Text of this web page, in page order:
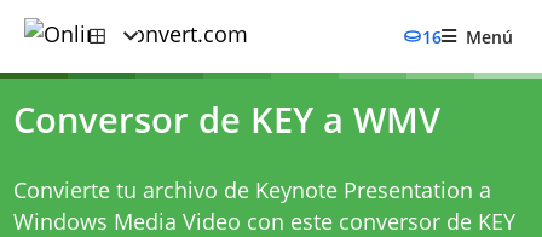
16 Menú
Conversor de KEY a WMV
Convierte tu archivo de Keynote Presentation a
Windows Media Video con este conversor de KEY